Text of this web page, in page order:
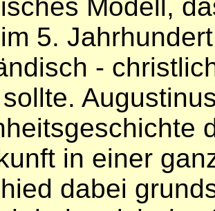
Modell,
5.
-
in einer
dabei